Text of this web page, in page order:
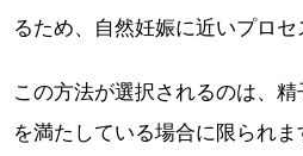
るため、自然妊娠に近いプロセ
この方法が選択されるのは、
を満たしている場合に限られま